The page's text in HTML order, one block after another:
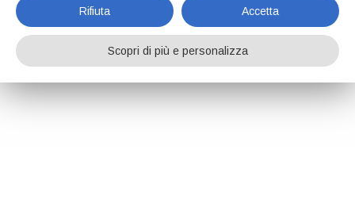
Rifiuta Accetta
Scopri di più e personalizza